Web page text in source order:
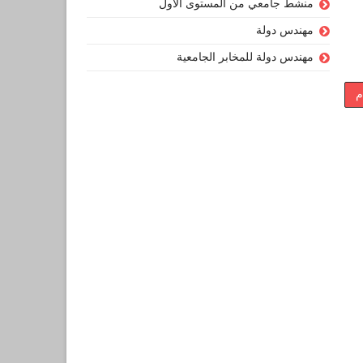
منشط جامعي من المستوى الأول
مهندس دولة
مهندس دولة للمخابر الجامعية